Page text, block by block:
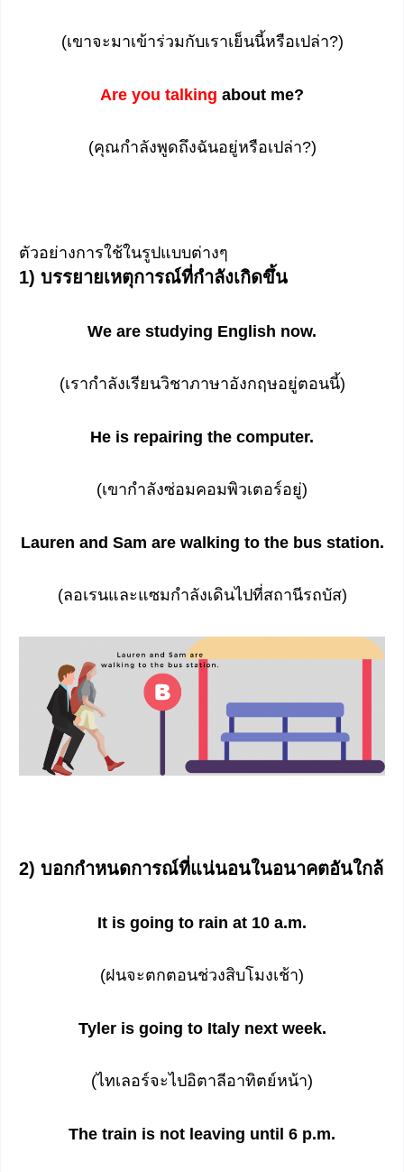
(เขาจะมาเข้าร่วมกับเราเย็นนี้หรือเปล่า?)
Are you talking about me?
(คุณกำลังพูดถึงฉันอยู่หรือเปล่า?)
ตัวอย่างการใช้ในรูปแบบต่างๆ
1) บรรยายเหตุการณ์ที่กำลังเกิดขึ้น
We are studying English now.
(เรากำลังเรียนวิชาภาษาอังกฤษอยู่ตอนนี้)
He is repairing the computer.
(เขากำลังซ่อมคอมพิวเตอร์อยู่)
Lauren and Sam are walking to the bus station.
(ลอเรนและแซมกำลังเดินไปที่สถานีรถบัส)
2) บอกกำหนดการณ์ที่แน่นอนในอนาคตอันใกล้
It is going to rain at 10 a.m.
(ฝนจะตกตอนช่วงสิบโมงเช้า)
Tyler is going to Italy next week.
(ไทเลอร์จะไปอิตาลีอาทิตย์หน้า)
The train is not leaving until 6 p.m.